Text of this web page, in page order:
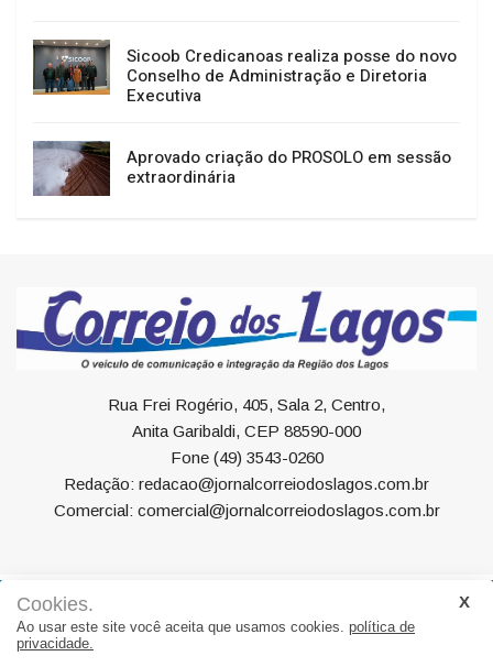
Sicoob Credicanoas realiza posse do novo
Conselho de Administração e Diretoria
Executiva
Aprovado criação do PROSOLO em sessão
extraordinária
Rua Frei Rogério, 405, Sala 2, Centro,
Anita Garibaldi, CEP 88590-000
Fone (49) 3543-0260
Redação: redacao@jornalcorreiodoslagos.com.br
Comercial: comercial@jornalcorreiodoslagos.com.br
Geral Política Economia Saúde
Variedades
Eventos
Cookies.
Ao usar este site você aceita que usamos cookies. política de
privacidade.